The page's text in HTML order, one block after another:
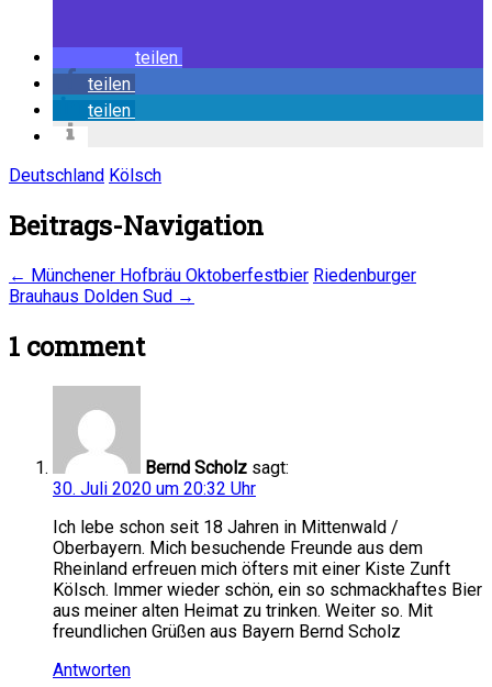
teilen
teilen
teilen
Deutschland Kölsch
Beitrags-Navigation
← Münchener Hofbräu Oktoberfestbier Riedenburger
Brauhaus Dolden Sud →
1 comment
Bernd Scholz sagt:
30. Juli 2020 um 20:32 Uhr
Ich lebe schon seit 18 Jahren in Mittenwald /
Oberbayern. Mich besuchende Freunde aus dem
Rheinland erfreuen mich öfters mit einer Kiste Zunft
Kölsch. Immer wieder schön, ein so schmackhaftes Bier
aus meiner alten Heimat zu trinken. Weiter so. Mit
freundlichen Grüßen aus Bayern Bernd Scholz
Antworten